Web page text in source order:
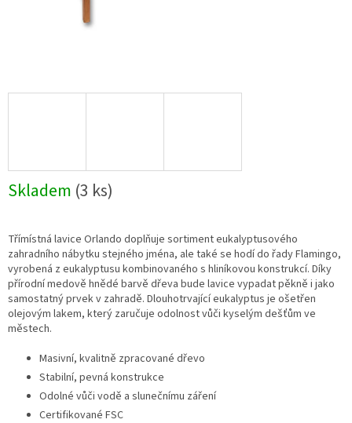
Skladem (3 ks)
Třímístná lavice Orlando doplňuje sortiment eukalyptusového
zahradního nábytku stejného jména, ale také se hodí do řady Flamingo,
vyrobená z eukalyptusu kombinovaného s hliníkovou konstrukcí. Díky
přírodní medově hnědé barvě dřeva bude lavice vypadat pěkně i jako
samostatný prvek v zahradě. Dlouhotrvající eukalyptus je ošetřen
olejovým lakem, který zaručuje odolnost vůči kyselým dešťům ve
městech.
Masivní, kvalitně zpracované dřevo
Stabilní, pevná konstrukce
Odolné vůči vodě a slunečnímu záření
Certifikované FSC